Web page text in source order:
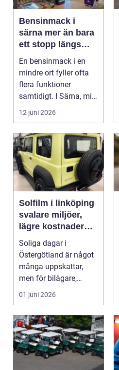
Bensinmack i
särna mer än bara
ett stopp längs
vägen
En bensinmack i en
mindre ort fyller ofta
flera funktioner
samtidigt. I Särna, mitt
i norra Dalarna,...
12 juni 2026
Solfilm i linköping
svalare miljöer,
lägre kostnader
och bättre komfort
Soliga dagar i
Östergötland är något
många uppskattar,
men för bilägare,
båtägare och
fastighetsförv...
01 juni 2026